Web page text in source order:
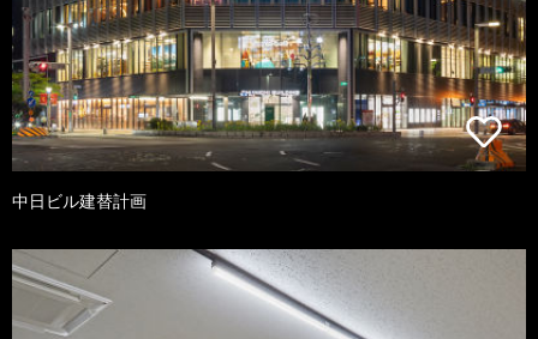
中日ビル建替計画